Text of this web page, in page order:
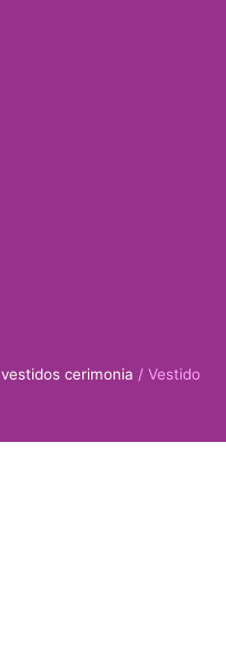
vestidos cerimonia / Vestido